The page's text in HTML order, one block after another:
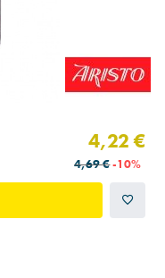
4,22 €
4,69 €-10%